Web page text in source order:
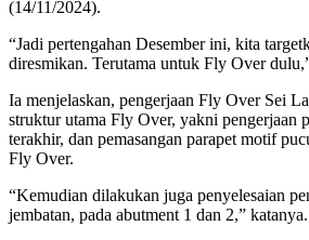
(14/11/2024).
“Jadi pertengahan Desember ini, kita
diresmikan. Terutama untuk Fly Over
Ia menjelaskan, pengerjaan Fly Over Sei
struktur utama Fly Over, yakni pengerjaan
terakhir, dan pemasangan parapet motif
Fly Over.
“Kemudian dilakukan juga penyelesaian
jembatan, pada abutment 1 dan 2,” katanya.